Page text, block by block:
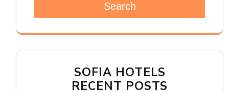
Search
SOFIA HOTELS
RECENT POSTS